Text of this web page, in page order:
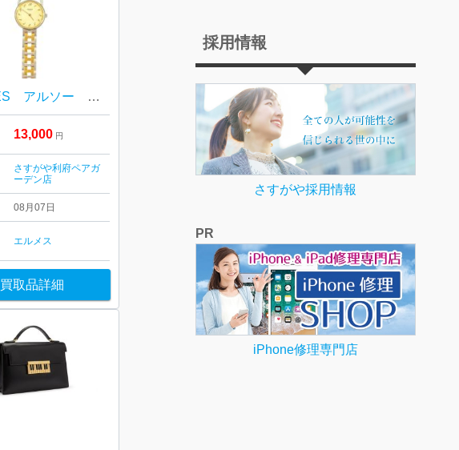
HERMES アルソー 腕時計
13,000 円
さすがや利府ペアガ
ーデン店
08月07日
エルメス
買取品詳細
採用情報
さすがや採用情報
PR
iPhone修理専門店